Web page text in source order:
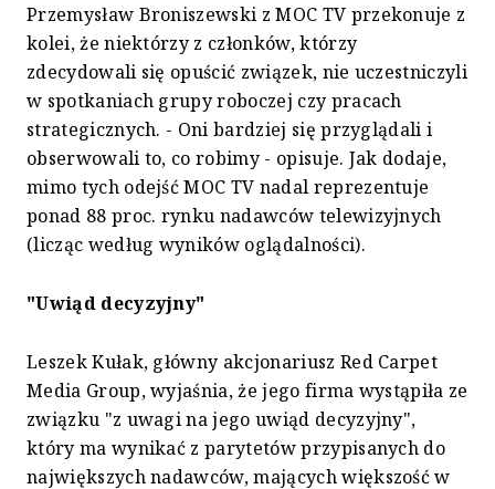
Przemysław Broniszewski z MOC TV przekonuje z
kolei, że niektórzy z członków, którzy
zdecydowali się opuścić związek, nie uczestniczyli
w spotkaniach grupy roboczej czy pracach
strategicznych. - Oni bardziej się przyglądali i
obserwowali to, co robimy - opisuje. Jak dodaje,
mimo tych odejść MOC TV nadal reprezentuje
ponad 88 proc. rynku nadawców telewizyjnych
(licząc według wyników oglądalności).
"Uwiąd decyzyjny"
Leszek Kułak, główny akcjonariusz Red Carpet
Media Group, wyjaśnia, że jego firma wystąpiła ze
związku "z uwagi na jego uwiąd decyzyjny",
który ma wynikać z parytetów przypisanych do
największych nadawców, mających większość w